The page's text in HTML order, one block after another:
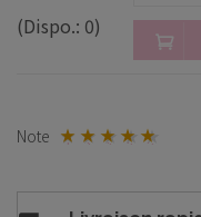
(Dispo.: 0)
Note